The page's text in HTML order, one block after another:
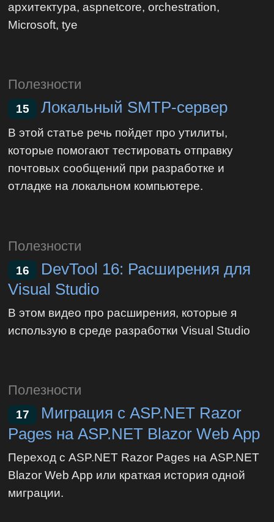
архитектура, aspnetcore, orchestration,
Microsoft, tye
Полезности
15 Локальный SMTP-сервер
В этой статье речь пойдет про утилиты,
которые помогают тестировать отправку
почтовых сообщений при разработке и
отладке на локальном компьютере.
Полезности
16
DevTool 16: Расширения для
Visual Studio
В этом видео про расширения, которые я
использую в среде разработки Visual Studio
Полезности
17
Миграция с ASP.NET Razor
Pages на ASP.NET Blazor Web App
Переход с ASP.NET Razor Pages на ASP.NET
Blazor Web App или краткая история одной
миграции.